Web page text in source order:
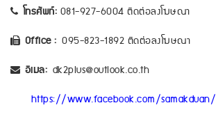
โทรศัพท์: 081-927-6004 ติดต่อลงโฆษณา
Office : 095-823-1892 ติดต่อลงโฆษณา
อีเมล: dk2plus@outlook.co.th
https://www.facebook.com/samakduan/